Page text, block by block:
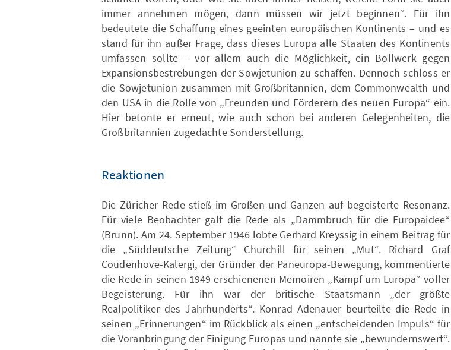
immer annehmen mögen, dann müssen wir jetzt beginnen“. Für ihn
bedeutete die Schaffung eines geeinten europäischen Kontinents – und es
stand für ihn außer Frage, dass dieses Europa alle Staaten des Kontinents
umfassen sollte – vor allem auch die Möglichkeit, ein Bollwerk gegen
Expansionsbestrebungen der Sowjetunion zu schaffen. Dennoch schloss er
die Sowjetunion zusammen mit Großbritannien, dem Commonwealth und
den USA in die Rolle von „Freunden und Förderern des neuen Europa“ ein.
Hier betonte er erneut, wie auch schon bei anderen Gelegenheiten, die
Großbritannien zugedachte Sonderstellung.
Reaktionen
Die Züricher Rede stieß im Großen und Ganzen auf begeisterte Resonanz.
Für viele Beobachter galt die Rede als „Dammbruch für die Europaidee“
(Brunn). Am 24. September 1946 lobte Gerhard Kreyssig in einem Beitrag für
die „Süddeutsche Zeitung“ Churchill für seinen „Mut“. Richard Graf
Coudenhove-Kalergi, der Gründer der Paneuropa-Bewegung, kommentierte
die Rede in seinen 1949 erschienenen Memoiren „Kampf um Europa“ voller
Begeisterung. Für ihn war der britische Staatsmann „der größte
Realpolitiker des Jahrhunderts“. Konrad Adenauer beurteilte die Rede in
seinen „Erinnerungen“ im Rückblick als einen „entscheidenden Impuls“ für
die Voranbringung der Einigung Europas und nannte sie „bewundernswert“.